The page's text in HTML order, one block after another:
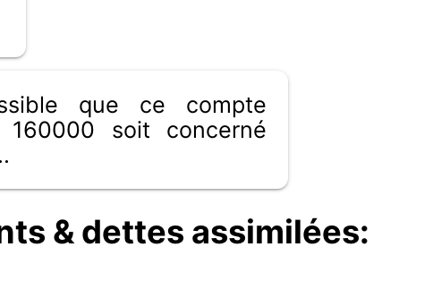
que ce compte
160000 soit concerné
& dettes assimilées: